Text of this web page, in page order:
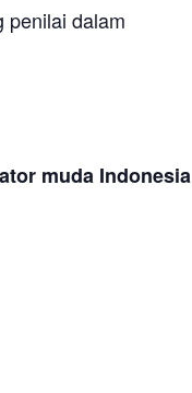
penilai dalam
muda Indonesia